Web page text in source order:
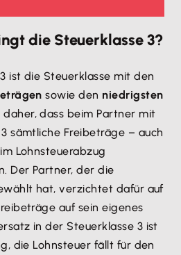
die Steuerklasse 3?
ist die Steuerklasse mit den
sowie den niedrigsten
daher, dass beim Partner mit
sämtliche Freibeträge – auch
Lohnsteuerabzug
Der Partner, der die
hat, verzichtet dafür auf
auf sein eigenes
in der Steuerklasse 3 ist
die Lohnsteuer fällt für den